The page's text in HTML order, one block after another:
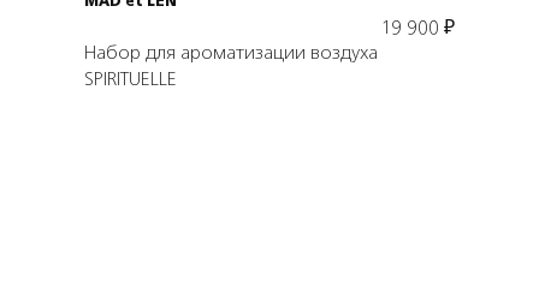
19 900 ₽
Набор для ароматизации воздуха
SPIRITUELLE